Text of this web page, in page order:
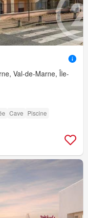
Val-de-Marne, Île-
Cave Piscine